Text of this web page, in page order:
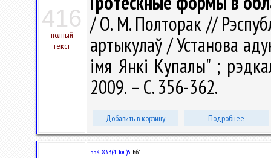
416
полный
текст
/ О. М. Полторак //
артыкулаў / Установа
імя Янкі Купалы" ;
2009. – С. 356-362.
Добавить в корзину Подробнее
ББК 83.3(4Пол)5 Б61